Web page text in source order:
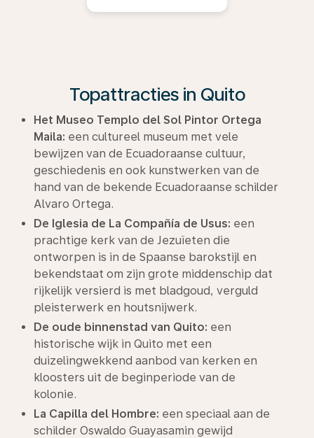
Topattracties in Quito
Het Museo Templo del Sol Pintor Ortega
Maila: een cultureel museum met vele
bewijzen van de Ecuadoraanse cultuur,
geschiedenis en ook kunstwerken van de
hand van de bekende Ecuadoraanse schilder
Alvaro Ortega.
De Iglesia de La Compañía de Usus: een
prachtige kerk van de Jezuïeten die
ontworpen is in de Spaanse barokstijl en
bekendstaat om zijn grote middenschip dat
rijkelijk versierd is met bladgoud, verguld
pleisterwerk en houtsnijwerk.
De oude binnenstad van Quito: een
historische wijk in Quito met een
duizelingwekkend aanbod van kerken en
kloosters uit de beginperiode van de
kolonie.
La Capilla del Hombre: een speciaal aan de
schilder Oswaldo Guayasamin gewijd